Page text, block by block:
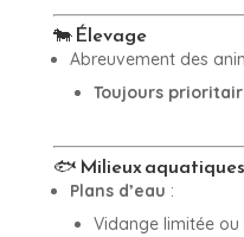
🐄 Élevage
Abreuvement des
Toujours
🐟 Milieux aquatiques
Plans d’eau :
Vidange limitée